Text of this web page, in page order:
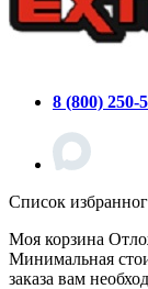
8 (800) 250-
Список
Моя корзина
Минимальная
заказа вам